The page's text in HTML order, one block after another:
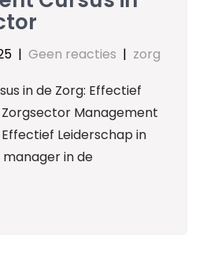
| Geen reacties | zorg
in de Zorg: Effectief
Management
Leiderschap in
in de